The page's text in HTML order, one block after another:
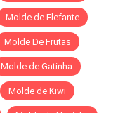
Molde de Elefante
Molde De Frutas
Molde de Gatinha
Molde de Kiwi